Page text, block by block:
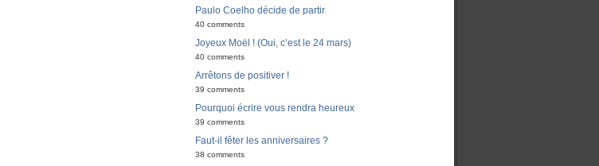
Paulo Coelho décide de partir
40 comments
Joyeux Moël ! (Oui, c’est le 24 mars)
40 comments
Arrêtons de positiver !
39 comments
Pourquoi écrire vous rendra heureux
39 comments
Faut-il fêter les anniversaires ?
38 comments